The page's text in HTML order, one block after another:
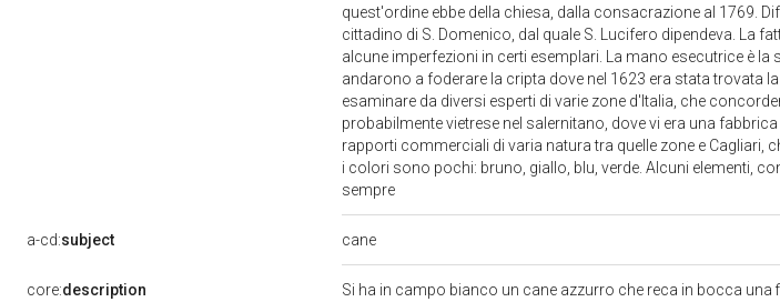
quest'ordine ebbe della chiesa, dalla consacrazione al 1769.
cittadino di S. Domenico, dal quale S. Lucifero dipendeva. La
alcune imperfezioni in certi esemplari. La mano esecutrice è
andarono a foderare la cripta dove nel 1623 era stata trovata
esaminare da diversi esperti di varie zone d'Italia, che
probabilmente vietrese nel salernitano, dove vi era una
rapporti commerciali di varia natura tra quelle zone e Cagliari,
i colori sono pochi: bruno, giallo, blu, verde. Alcuni elementi,
sempre
a-cd:subject cane
core:description
Si ha in campo bianco un cane azzurro che reca in bocca